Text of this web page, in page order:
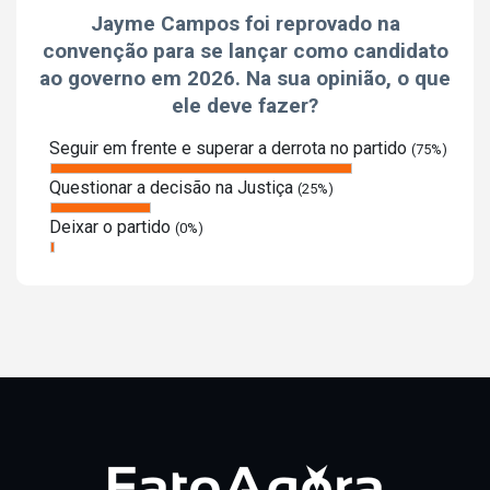
Jayme Campos foi reprovado na
convenção para se lançar como candidato
ao governo em 2026. Na sua opinião, o que
ele deve fazer?
Seguir em frente e superar a derrota no partido (75%)
Questionar a decisão na Justiça (25%)
Deixar o partido (0%)